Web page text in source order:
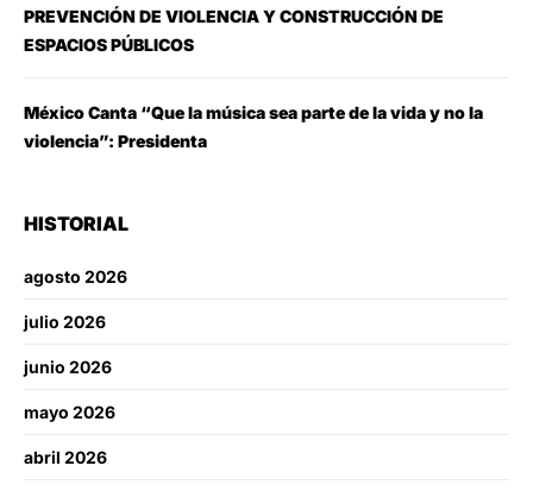
PREVENCIÓN DE VIOLENCIA Y CONSTRUCCIÓN DE
ESPACIOS PÚBLICOS
México Canta “Que la música sea parte de la vida y no la
violencia”: Presidenta
HISTORIAL
agosto 2026
julio 2026
junio 2026
mayo 2026
abril 2026